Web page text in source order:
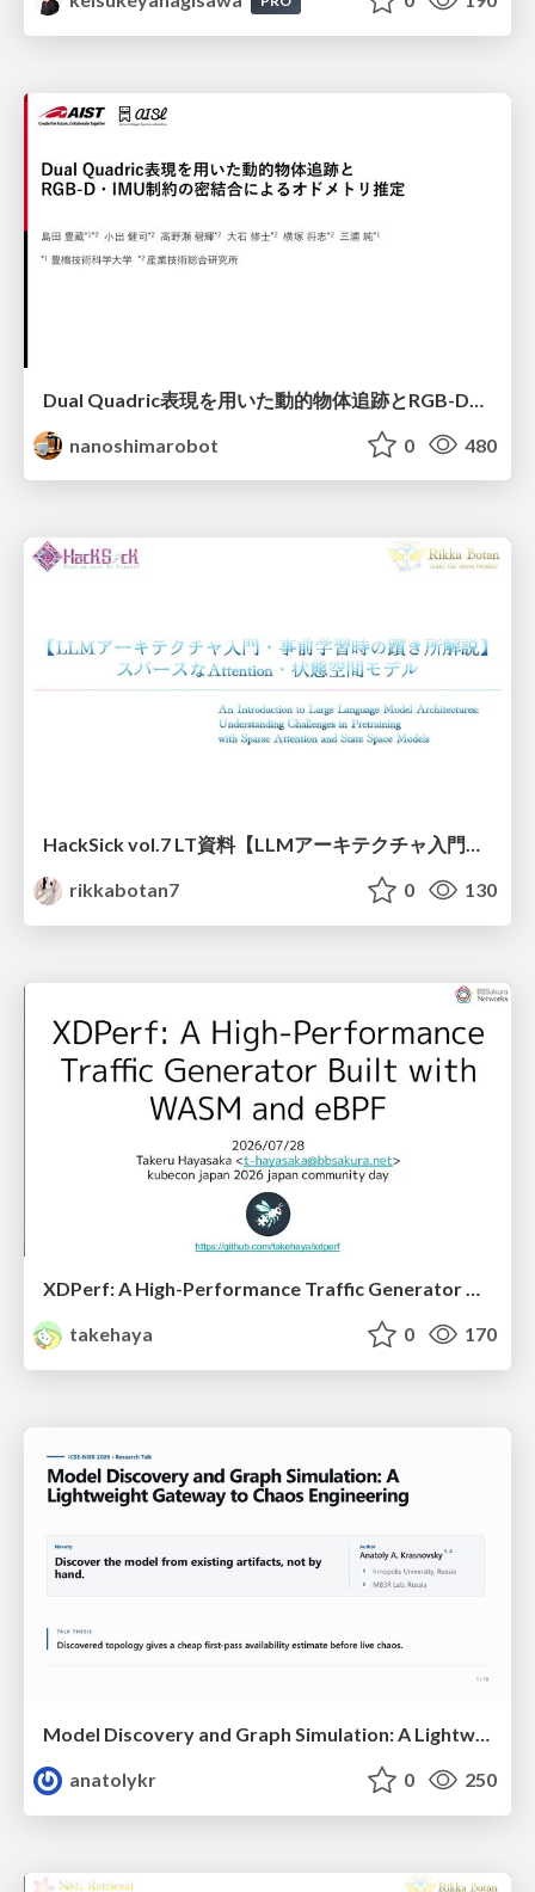
nanoshimarobot
0 480
HackSick vol.7 LT資料【LLMアーキテクチャ入門・事前学習時の躓き所解説】 スパースなAttention・状態空間モデル
rikkabotan7
0 130
XDPerf: A High-Performance Traffic Generator Built with WASM and eBPF
takehaya
0 170
anatolykr
0 250